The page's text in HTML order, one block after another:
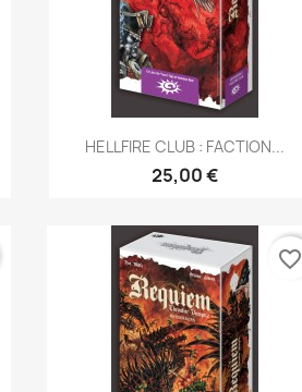
Aperçu rapide
HELLFIRE CLUB : FACTION...
25,00 €
favorite_border